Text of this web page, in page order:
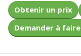
Obtenir un prix
Demander à